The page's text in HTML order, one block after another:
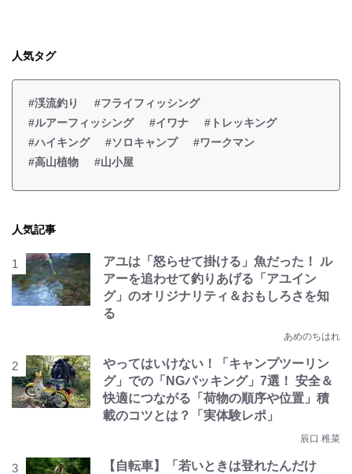
人気タグ
#渓流釣り
#フライフィッシング
#ルアーフィッシング
#イワナ
#トレッキング
#ハイキング
#ソロキャンプ
#ワークマン
#高山植物
#山小屋
人気記事
アユは「怒らせて掛ける」魚だった！ ル
アーを追わせて釣りあげる「アユイン
グ」のオリジナリティ＆おもしろさを知
る
あめのちはれ
やってはいけない！「キャンプツーリン
グ」での「NGパッキング」7選！ 安全＆
快適につながる「荷物の順序や位置」積
載のコツとは？「実体験レポ」
辰口 稚菜
【自転車】「若いときは登れたんだけ